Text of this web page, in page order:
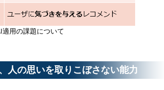
用の課題について
人の思いを取りこぼさない能力